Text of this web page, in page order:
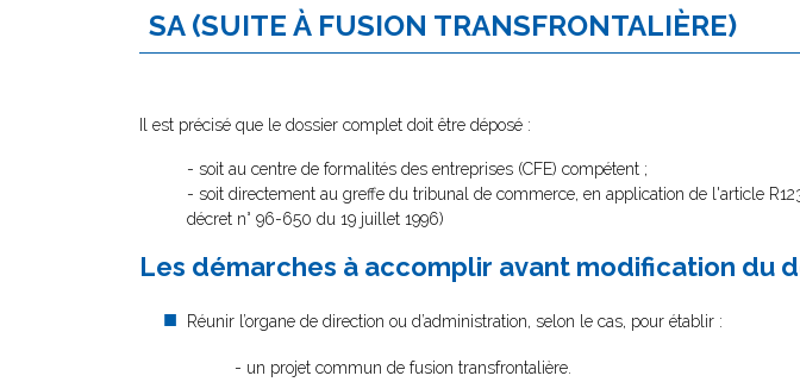
SA (SUITE À FUSION TRANSFRONTALIÈRE)
Il est précisé que le dossier complet doit être déposé :
- soit au centre de formalités des entreprises (CFE) compétent ;
- soit directement au greffe du tribunal de commerce, en application de l'article
décret n° 96-650 du 19 juillet 1996)
Les démarches à accomplir avant modification du
Réunir l’organe de direction ou d’administration, selon le cas, pour établir :
- un projet commun de fusion transfrontalière.